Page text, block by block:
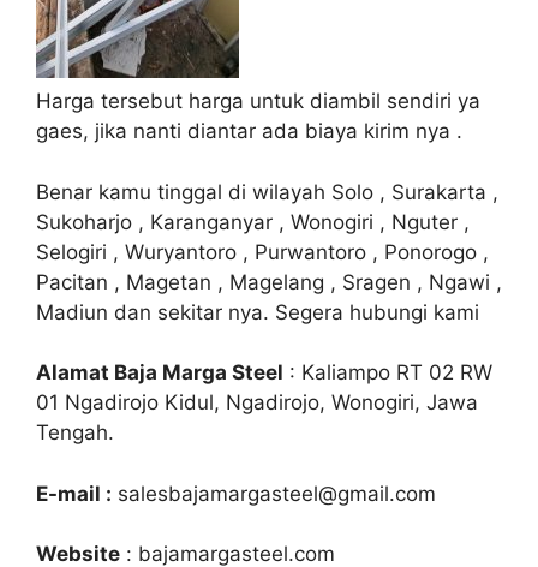
Harga tersebut harga untuk diambil sendiri ya
gaes, jika nanti diantar ada biaya kirim nya .
Benar kamu tinggal di wilayah Solo , Surakarta ,
Sukoharjo , Karanganyar , Wonogiri , Nguter ,
Selogiri , Wuryantoro , Purwantoro , Ponorogo ,
Pacitan , Magetan , Magelang , Sragen , Ngawi ,
Madiun dan sekitar nya. Segera hubungi kami
Alamat Baja Marga Steel : Kaliampo RT 02 RW
01 Ngadirojo Kidul, Ngadirojo, Wonogiri, Jawa
Tengah.
E-mail : salesbajamargasteel@gmail.com
Website : bajamargasteel.com